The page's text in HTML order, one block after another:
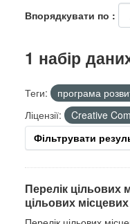
Впорядкувати по
1 набір
Теги: програма
Ліцензії:
Creative
Фільтрувати
Перелік цільових
цільових